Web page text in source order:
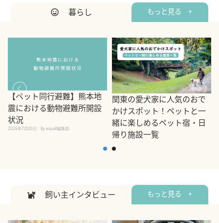
暮らし もっと見る +
【ペット同行避難】熊本地
震における動物避難所開設
状況
2026年7月30日 By equall編集部
関東の愛犬家に人気のおで
かけスポット！ペットと一
緒に楽しめるペット宿・日
帰り施設一覧
飼い主インタビュー もっと見る +